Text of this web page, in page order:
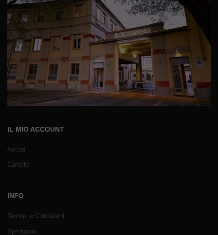
IL MIO ACCOUNT
Accedi
Carrello
INFO
Termini e Condizioni
Spedizioni